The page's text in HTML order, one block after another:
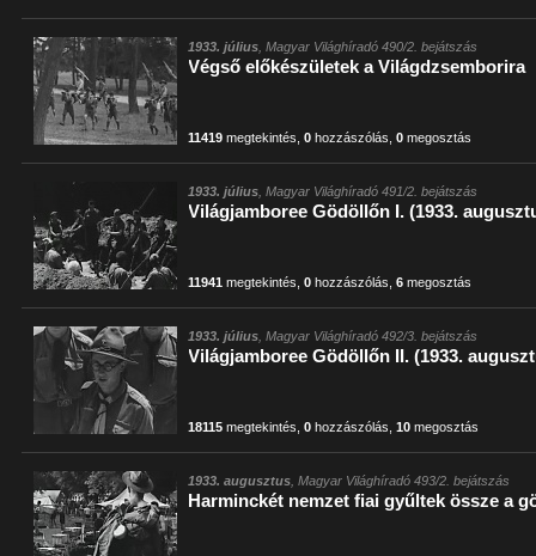
1933. július , Magyar Világhíradó 490/2. bejátszás
Végső előkészületek a Világdzsemborira
11419 megtekintés ,0 hozzászólás ,0 megosztás
1933. július , Magyar Világhíradó 491/2. bejátszás
Világjamboree Gödöllőn I. (1933.
11941 megtekintés ,0 hozzászólás ,6 megosztás
1933. július , Magyar Világhíradó 492/3. bejátszás
Világjamboree Gödöllőn II. (1933.
18115 megtekintés ,0 hozzászólás ,10 megosztás
1933. augusztus , Magyar Világhíradó 493/2. bejátszás
Harminckét nemzet fiai gyűltek össze a